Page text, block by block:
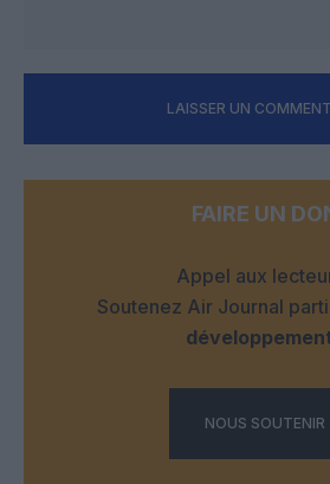
LAISSER UN
FAIRE UN
Appel aux
Soutenez Air Journal
NOUS SOUTENIR